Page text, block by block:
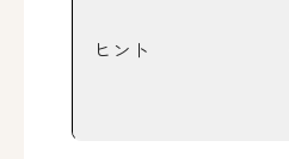
ヒント